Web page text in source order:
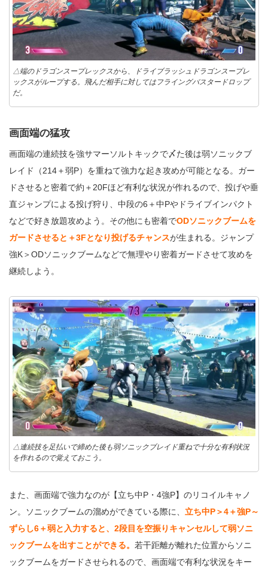
△端のドラゴンスープレックスから、ドライブラッシュドラゴンスープレ
ックスがループする。飛んだ相手に対してはフライングバスタードロップ
だ。
画面端の猛攻
画面端の連続技を強サマーソルトキックで〆た後は弱ソニックブ
レイド（214＋弱P）を重ねて強力な起き攻めが可能となる。ガー
ドさせると密着で約＋20Fほど有利な状況が作れるので、投げや垂
直ジャンプによる投げ狩り、中段の6＋中Pやドライブインパクト
などで好き放題攻めよう。その他にも密着でODソニックブームを
ガードさせると＋3Fとなり投げるチャンスが生まれる。ジャンプ
強K＞ODソニックブームなどで無理やり密着ガードさせて攻めを
継続しよう。
△連続技を足払いで締めた後も弱ソニックブレイド重ねで十分な有利状況
を作れるので覚えておこう。
また、画面端で強力なのが【立ち中P・4強P】のリコイルキャノ
ン。ソニックブームの溜めができている際に、 立ち中P＞4＋強P～
ずらし6＋弱と入力すると、2段目を空振りキャンセルして弱ソニ
ックブームを出すことができる。 若干距離が離れた位置からソニ
ックブームをガードさせられるので、画面端で有利な状況をキー